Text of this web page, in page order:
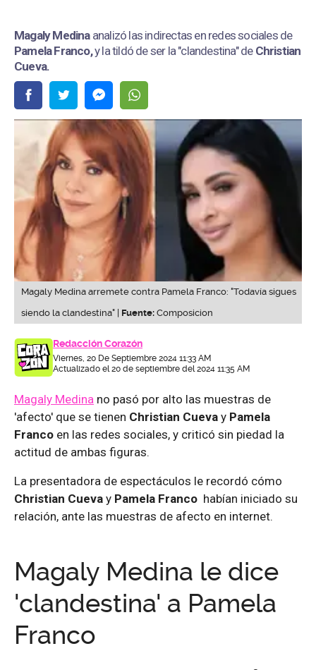
Magaly Medina analizó las indirectas en redes sociales de
Pamela Franco,y la tildó de ser la "clandestina" de Christian
Cueva.
Magaly Medina arremete contra Pamela Franco: "Todavía sigues
siendo la clandestina" | Fuente: Composicion
Redacción Corazón
Viernes, 20 De Septiembre 2024 11:33 AM
Actualizado el 20 de septiembre del 2024 11:35 AM
Magaly Medina no pasó por alto las muestras de
'afecto' que se tienen Christian Cueva y Pamela
Franco en las redes sociales, y criticó sin piedad la
actitud de ambas figuras.
La presentadora de espectáculos le recordó cómo
Christian Cueva y Pamela Franco habían iniciado su
relación, ante las muestras de afecto en internet.
Magaly Medina le dice
'clandestina' a Pamela
Franco